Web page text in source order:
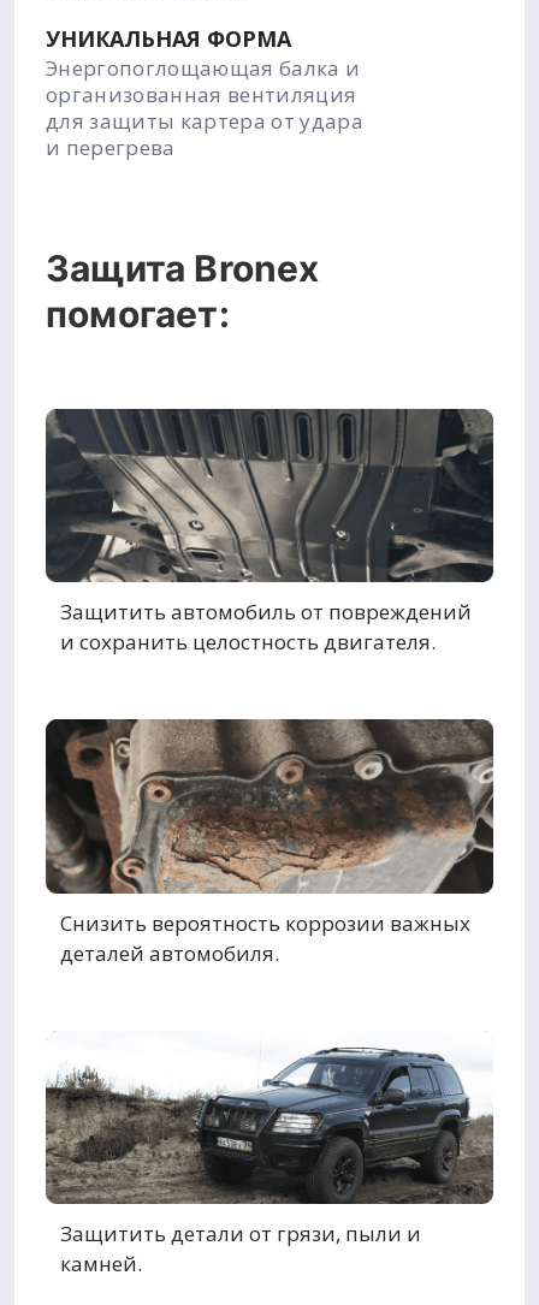
УНИКАЛЬНАЯ ФОРМА
Энергопоглощающая балка и
организованная вентиляция
для защиты картера от удара
и перегрева
Защита Bronex
помогает:
Защитить автомобиль от повреждений
и сохранить целостность двигателя.
Снизить вероятность коррозии важных
деталей автомобиля.
Защитить детали от грязи, пыли и
камней.